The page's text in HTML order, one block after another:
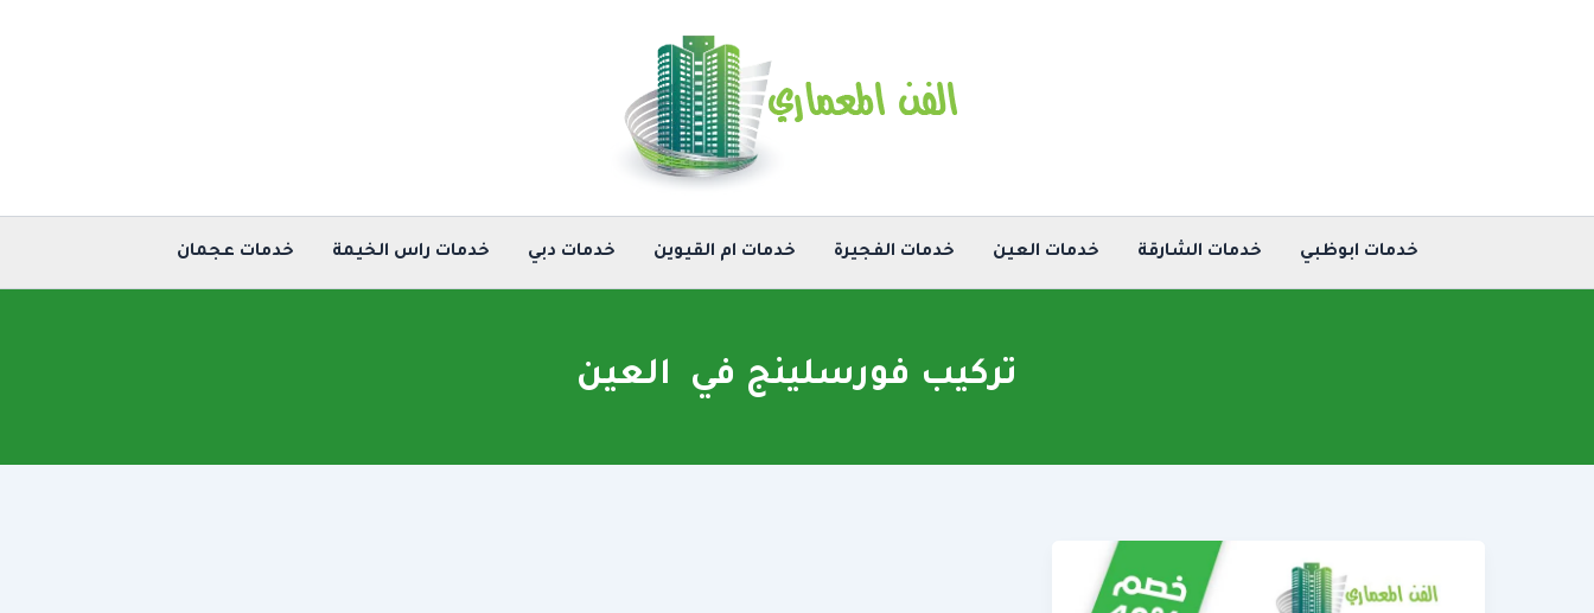
خدمات ابوظبي خدمات الشارقة خدمات العين خدمات الفجيرة خدمات ام القيوين خدمات دبي خدمات راس الخيمة خدمات عجمان
تركيب فورسلينج في العين